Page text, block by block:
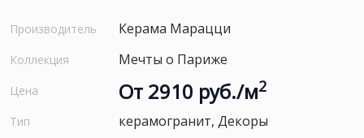
Производитель Керама Марацци
Коллекция Мечты о Париже
Цена От 2910 руб./м2
Тип керамогранит, Декоры